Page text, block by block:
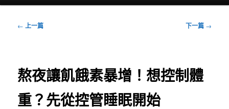
文
← 上一篇 下一篇 →
熬夜讓飢餓素暴增！想控制體
重？先從控管睡眠開始